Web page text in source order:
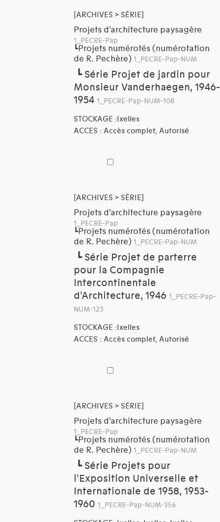
[ARCHIVES > SÉRIE]
Projets d'architecture paysagère
1_PECRE-Pap
┗Projets numérotés (numérotation
de R. Pechère) 1_PECRE-Pap-NUM
┗ Série Projet de jardin pour
Monsieur Vanderhaegen, 1946-
1954 1_PECRE-Pap-NUM-108
STOCKAGE :Ixelles
ACCES : Accès complet, Autorisé
[ARCHIVES > SÉRIE]
Projets d'architecture paysagère
1_PECRE-Pap
┗Projets numérotés (numérotation
de R. Pechère) 1_PECRE-Pap-NUM
┗ Série Projet de parterre
pour la Compagnie
Intercontinentale
d'Architecture, 1946 1_PECRE-Pap-
NUM-123
STOCKAGE :Ixelles
ACCES : Accès complet, Autorisé
[ARCHIVES > SÉRIE]
Projets d'architecture paysagère
1_PECRE-Pap
┗Projets numérotés (numérotation
de R. Pechère) 1_PECRE-Pap-NUM
┗ Série Projets pour
l'Exposition Universelle et
Internationale de 1958, 1953-
1960 1_PECRE-Pap-NUM-356